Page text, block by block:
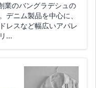
のバングラデシュの
デニム製品を中心に、
レスなど幅広いアパレ
...